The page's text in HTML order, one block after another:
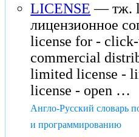
LICENSE — тж.
лицензионное
license for -
commercial
limited license -
license - open …
Англо-Русский словарь
и программированию